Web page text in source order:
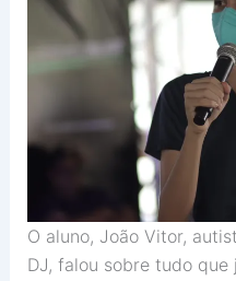
O aluno, João Vitor,
DJ, falou sobre tudo